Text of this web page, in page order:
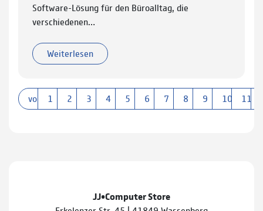
Software-Lösung für den Büroalltag, die
verschiedenen…
Weiterlesen
vorherige
1 2 3 4 5 6 7 8 9 10 11
JJ•Computer Store